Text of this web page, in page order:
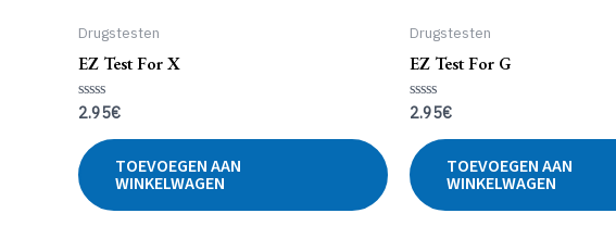
Drugstesten
EZ Test For X
Gewaardeerd
5
2.95€
TOEVOEGEN AAN
WINKELWAGEN
Drugstesten
EZ Test For G
Gewaardeerd
5
2.95€
TOEVOEGEN AAN
WINKELWAGEN